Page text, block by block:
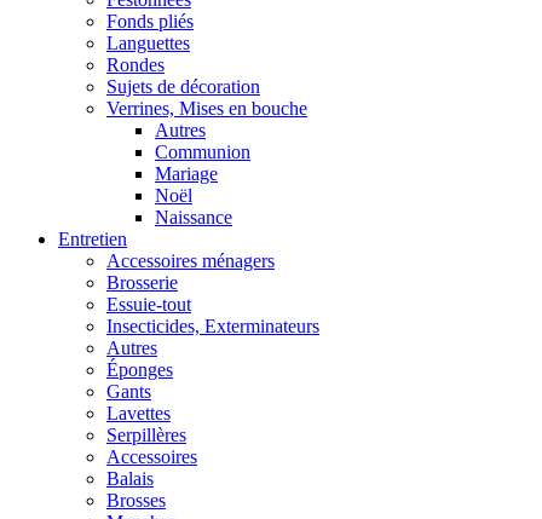
Fonds pliés
Languettes
Rondes
Sujets de décoration
Verrines, Mises en bouche
Autres
Communion
Mariage
Noël
Naissance
Entretien
Accessoires ménagers
Brosserie
Essuie-tout
Insecticides, Exterminateurs
Autres
Éponges
Gants
Lavettes
Serpillères
Accessoires
Balais
Brosses